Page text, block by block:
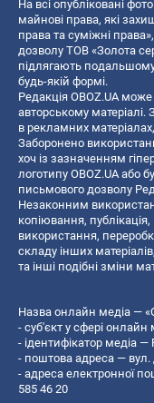
На всі опубліковані
майнові права, які
права та суміжні
дозволу ТОВ «Золота
підлягають
будь-якій формі.
Редакція OBOZ.UA
авторському матеріалі.
в рекламних
Заборонено
хоч із зазначенням
логотипу OBOZ.UA або
письмового дозволу
Незаконним
копiювання,
використання,
складу інших
та інші подібні зміни
Назва онлайн медіа —
- суб'єкт у сфері онлайн
- ідентифікатор медіа —
- поштова адреса — вул.
- адреса електронної
585 46 20